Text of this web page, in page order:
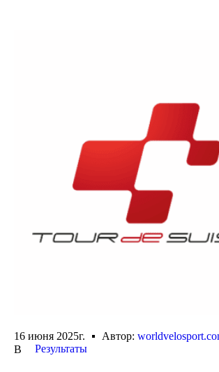
16 июня 2025г. Автор:
В
Результаты